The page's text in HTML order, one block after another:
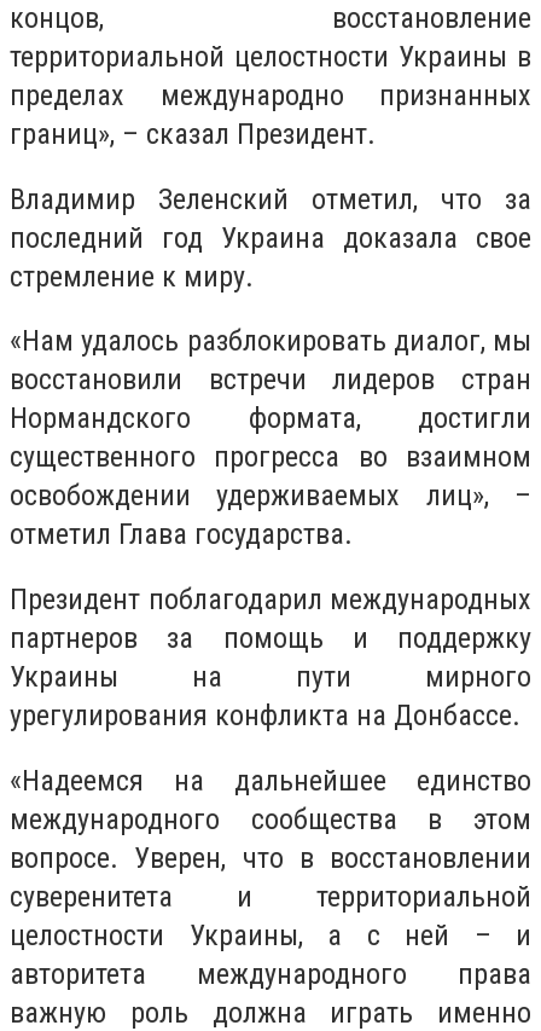
концов, восстановление
территориальной целостности Украины в
пределах международно признанных
границ», – сказал Президент.
Владимир Зеленский отметил, что за
последний год Украина доказала свое
стремление к миру.
«Нам удалось разблокировать диалог, мы
восстановили встречи лидеров стран
Нормандского формата, достигли
существенного прогресса во взаимном
освобождении удерживаемых лиц», –
отметил Глава государства.
Президент поблагодарил международных
партнеров за помощь и поддержку
Украины на пути мирного
урегулирования конфликта на Донбассе.
«Надеемся на дальнейшее единство
международного сообщества в этом
вопросе. Уверен, что в восстановлении
суверенитета и территориальной
целостности Украины, а с ней – и
авторитета международного права
важную роль должна играть именно